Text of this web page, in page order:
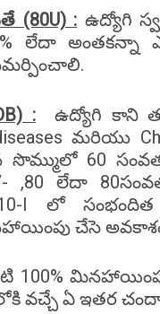
(80U) : ఉద్యోగి
లేదా అంతకన్నా
:
ఉద్యోగి కాని
diseases మరియు
60
,80 లేదా
I లో సంభందిత
చేసె అవకాశం
100%
వచ్చే ఏ ఇతర